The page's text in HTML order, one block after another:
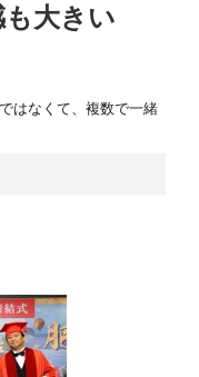
大きい
はなくて、複数で一緒